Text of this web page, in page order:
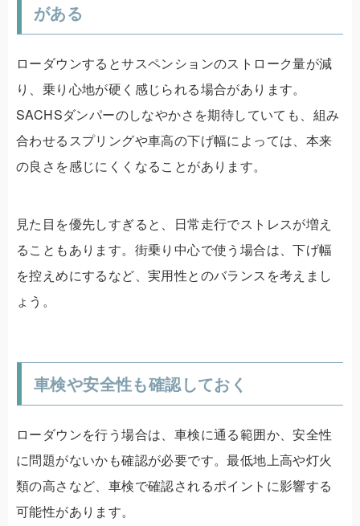
がある
ローダウンするとサスペンションのストローク量が減
り、乗り心地が硬く感じられる場合があります。
SACHSダンパーのしなやかさを期待していても、組み
合わせるスプリングや車高の下げ幅によっては、本来
の良さを感じにくくなることがあります。
見た目を優先しすぎると、日常走行でストレスが増え
ることもあります。街乗り中心で使う場合は、下げ幅
を控えめにするなど、実用性とのバランスを考えまし
ょう。
車検や安全性も確認しておく
ローダウンを行う場合は、車検に通る範囲か、安全性
に問題がないかも確認が必要です。最低地上高や灯火
類の高さなど、車検で確認されるポイントに影響する
可能性があります。